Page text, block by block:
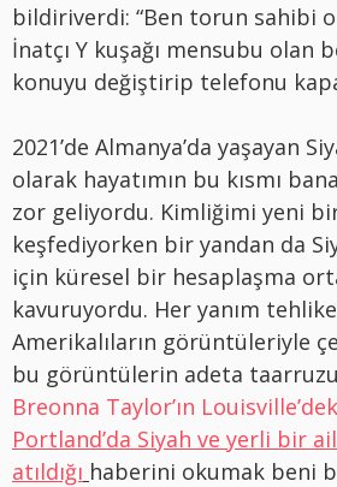
bildiriverdi: “Ben torun sahibi
İnatçı Y kuşağı mensubu olan
konuyu değiştirip telefonu
2021’de Almanya’da yaşayan
olarak hayatımın bu kısmı
zor geliyordu. Kimliğimi yeni
keşfediyorken bir yandan da
için küresel bir hesaplaşma
kavuruyordu. Her yanım
Amerikalıların görüntüleriyle
bu görüntülerin adeta taarruzu
Breonna Taylor’ın
Portland’da Siyah ve yerli bir
atıldığı haberini okumak beni